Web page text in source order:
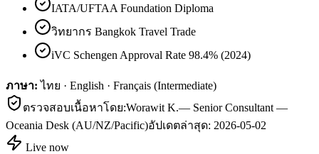
IATA/UFTAA Foundation Diploma
วิทยากร Bangkok Travel Trade
iVC Schengen Approval Rate 98.4% (2024)
ภาษา: ไทย · English · Français (Intermediate)
ตรวจสอบเนื้อหาโดย:Worawit K.— Senior Consultant —
Oceania Desk (AU/NZ/Pacific)อัปเดตล่าสุด: 2026-05-02
Live now